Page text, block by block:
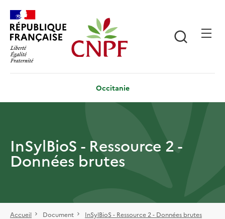
contenu
principal
Occitanie
InSylBioS - Ressource 2 -
Données brutes
Accueil Document InSylBioS - Ressource 2 - Données brutes